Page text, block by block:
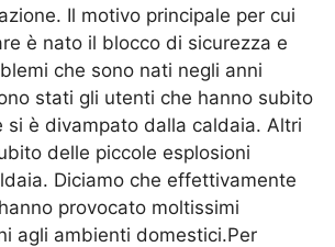
Il motivo principale per cui
è nato il blocco di sicurezza e
che sono nati negli anni
stati gli utenti che hanno subito
si è divampato dalla caldaia. Altri
delle piccole esplosioni
Diciamo che effettivamente
provocato moltissimi
agli ambienti domestici.Per